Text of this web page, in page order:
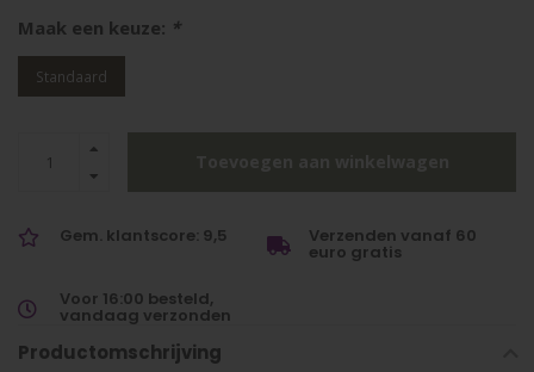
Maak een keuze: *
Standaard
Gem. klantscore: 9,5 Verzenden vanaf 60
euro gratis
Voor 16:00 besteld,
vandaag verzonden
Productomschrijving